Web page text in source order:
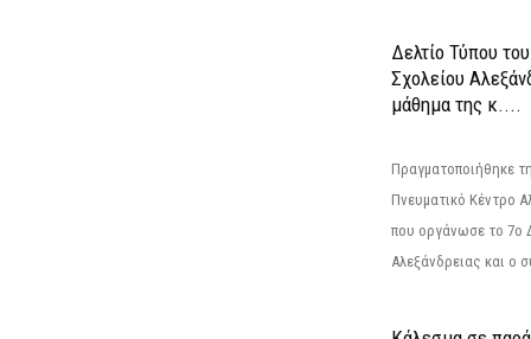
Δελτίο Τύπου
Σχολείου
μάθημα της κ....
Πραγματοποιήθηκε
Πνευματικό Κέντρο
που οργάνωσε το 7ο
Αλεξάνδρειας και ο